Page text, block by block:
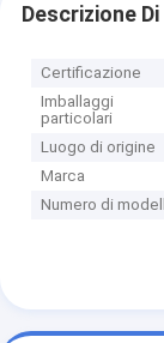
Descrizione
Certificazione
Imballaggi
particolari
Luogo di origine
Marca
Numero di